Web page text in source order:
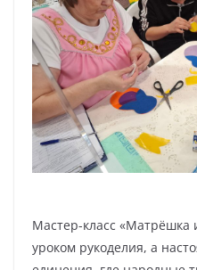
Мастер-класс «Матрёшка
уроком рукоделия, а